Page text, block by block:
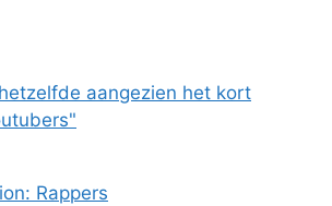
aangezien het kort
Rappers